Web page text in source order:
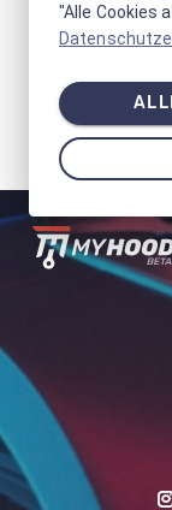
"Alle Cookies